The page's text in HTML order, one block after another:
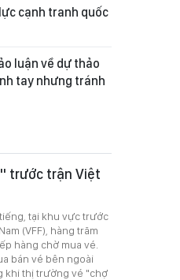
cạnh tranh quốc
luận về dự thảo
tay nhưng tránh
trước trận Việt
tại khu vực trước
(VFF), hàng trăm
hàng chờ mua vé.
bán vé bên ngoài
khi thị trường vé "chợ